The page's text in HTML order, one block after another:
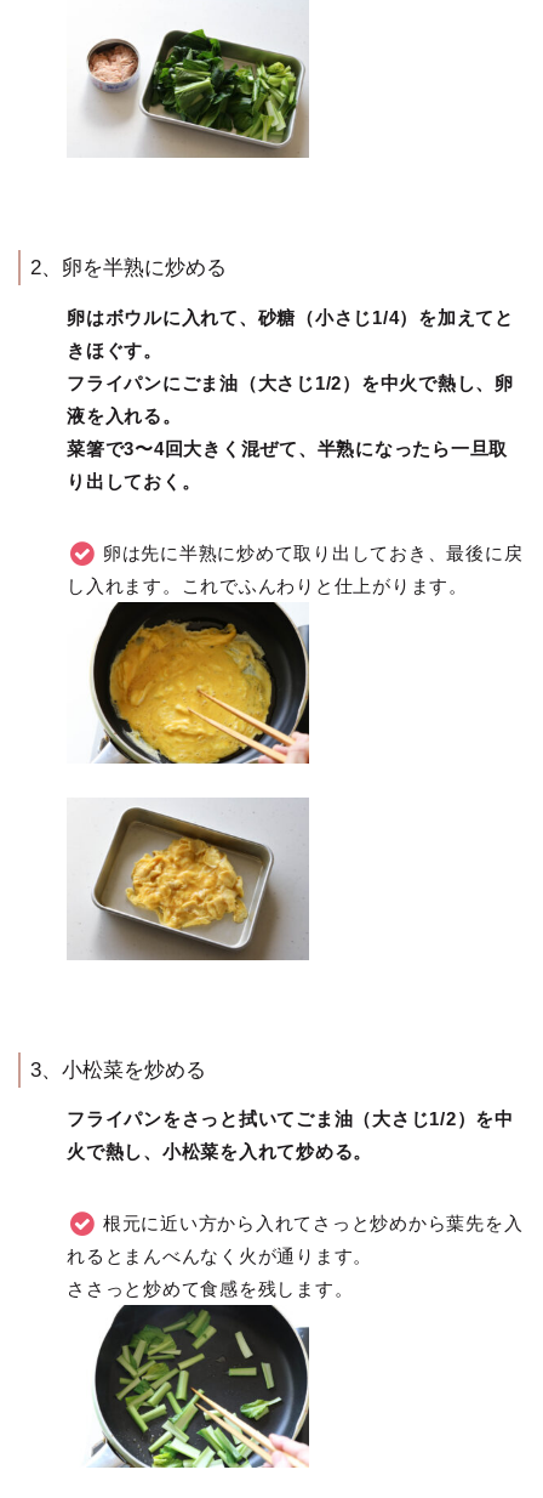
2、卵を半熟に炒める
卵はボウルに入れて、砂糖（小さじ1/4）を加えてと
きほぐす。
フライパンにごま油（大さじ1/2）を中火で熱し、卵
液を入れる。
菜箸で3〜4回大きく混ぜて、半熟になったら一旦取
り出しておく。
卵は先に半熟に炒めて取り出しておき、最後に戻
し入れます。これでふんわりと仕上がります。
3、小松菜を炒める
フライパンをさっと拭いてごま油（大さじ1/2）を中
火で熱し、小松菜を入れて炒める。
根元に近い方から入れてさっと炒めから葉先を入
れるとまんべんなく火が通ります。
ささっと炒めて食感を残します。